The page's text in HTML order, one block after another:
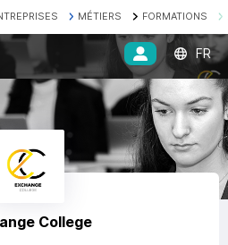
MÉTIERS FORMATIONS
FR
College